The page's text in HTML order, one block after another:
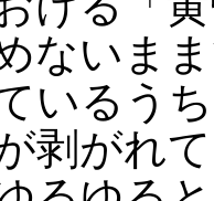
ないま
いるう
剥がれ